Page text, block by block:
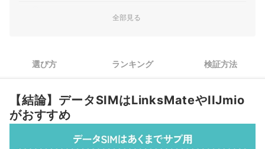
開通まですぐに進められるeSIM対応のデータSIMがおすすめ
データSIM全15選おすすめ人気ランキング
データSIMと音声通話SIMとの違いは？
データSIM（データ通信専用SIM）のメリットは？
全部見る
選び方 ランキング 検証方法
【結論】データSIMはLinksMateやIIJmio
がおすすめ